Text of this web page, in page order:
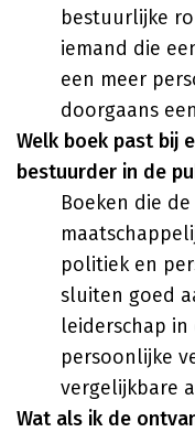
bestuurlijke
iemand die
een meer
doorgaans
Welk boek past bij
bestuurder in de
Boeken die
politiek en
sluiten goed
leiderschap
persoonlijke
vergelijkbare
Wat als ik de